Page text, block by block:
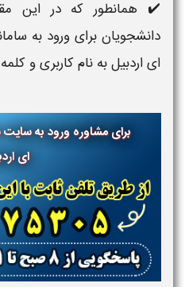
✔️ همانطور که در این
دانشجویان برای ورود به
ای اردبیل به نام کاربری و کلمه
برای مشاوره ورود به
ای